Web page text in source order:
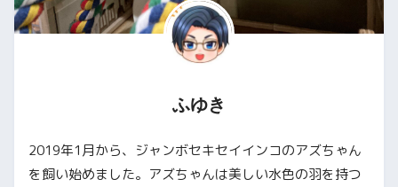
ふゆき
2019年1月から、ジャンボセキセイインコのアズちゃん
を飼い始めました。アズちゃんは美しい水色の羽を持つ